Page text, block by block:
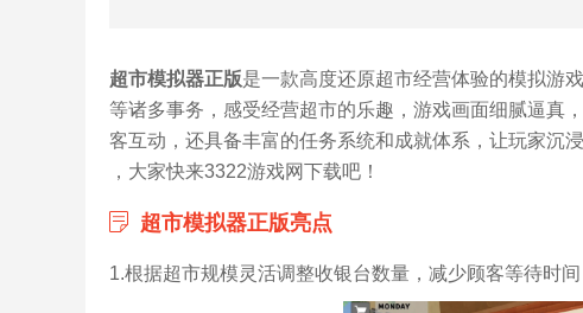
超市模拟器正版是一款高度还原超市经营体验的模拟游
等诸多事务，感受经营超市的乐趣，游戏画面细腻逼真
客互动，还具备丰富的任务系统和成就体系，让玩家沉
，大家快来3322游戏网下载吧！
超市模拟器正版亮点
1.根据超市规模灵活调整收银台数量，减少顾客等待时